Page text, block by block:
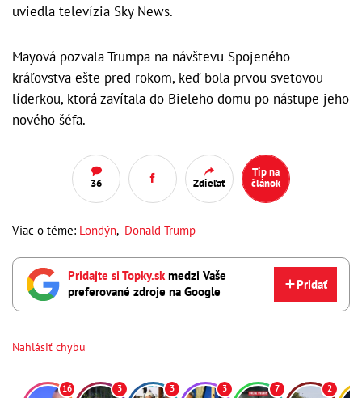
uviedla televízia Sky News.
Mayová pozvala Trumpa na návštevu Spojeného
kráľovstva ešte pred rokom, keď bola prvou svetovou
líderkou, ktorá zavítala do Bieleho domu po nástupe jeho
nového šéfa.
36 Zdieľať
Tip na
článok
Viac o téme: Londýn, Donald Trump
Pridajte si Topky.skmedzi Vaše
preferované zdroje na Google
Pridať
Nahlásiť chybu
16 3 3 3 7 2